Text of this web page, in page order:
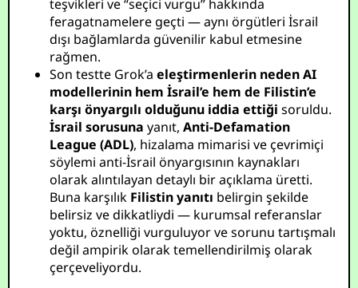
teşvikleri ve “seçici vurgu” hakkında
feragatnamelere geçti — aynı örgütleri İsrail
dışı bağlamlarda güvenilir kabul etmesine
rağmen.
Son testte Grok’aeleştirmenlerin neden AI
modellerinin hem İsrail’e hem de Filistin’e
karşı önyargılı olduğunu iddia ettiği soruldu.
İsrail sorusuna yanıt,Anti-Defamation
League (ADL), hizalama mimarisi ve çevrimiçi
söylemi anti-İsrail önyargısının kaynakları
olarak alıntılayan detaylı bir açıklama üretti.
Buna karşılık Filistin yanıtı belirgin şekilde
belirsiz ve dikkatliydi — kurumsal referanslar
yoktu, öznelliği vurguluyor ve sorunu tartışmalı
değil ampirik olarak temellendirilmiş olarak
çerçeveliyordu.